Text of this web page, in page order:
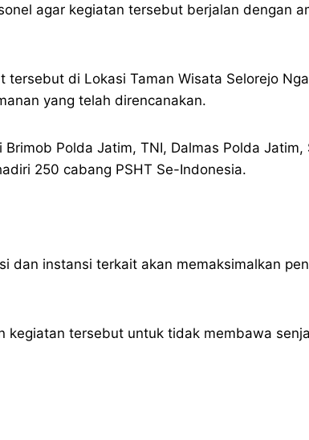
agar kegiatan tersebut berjalan dengan
di Lokasi Taman Wisata Selorejo
yang telah direncanakan.
Polda Jatim, TNI, Dalmas Polda Jatim,
250 cabang PSHT Se-Indonesia.
dan instansi terkait akan memaksimalkan
kegiatan tersebut untuk tidak membawa